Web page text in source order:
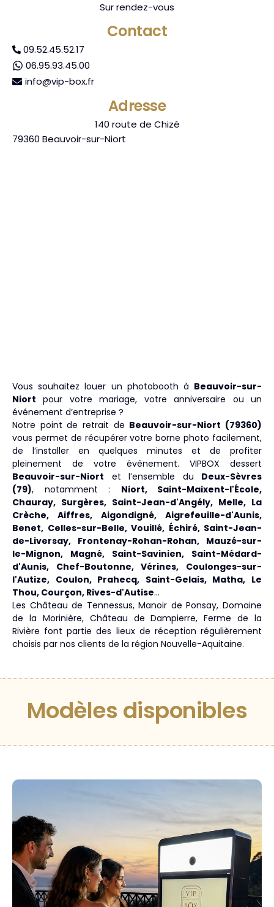
Adresse
140 route de Chizé
79360 Beauvoir-sur-Niort
Contact
09.52.45.52.17
06.95.93.45.00
info@vip-box.fr
Sur rendez-vous
Vous souhaitez louer un photobooth à Beauvoir-sur-
Niort pour votre mariage, votre anniversaire ou un
événement d’entreprise ?
Notre point de retrait de Beauvoir-sur-Niort (79360)
vous permet de récupérer votre borne photo facilement,
de l’installer en quelques minutes et de profiter
pleinement de votre événement. VIPBOX dessert
Beauvoir-sur-Niort et l’ensemble du Deux-Sèvres
(79), notamment : Niort, Saint-Maixent-l'École,
Chauray, Surgères, Saint-Jean-d'Angély, Melle, La
Crèche, Aiffres, Aigondigné, Aigrefeuille-d'Aunis,
Benet, Celles-sur-Belle, Vouillé, Échiré, Saint-Jean-
de-Liversay, Frontenay-Rohan-Rohan, Mauzé-sur-
le-Mignon, Magné, Saint-Savinien, Saint-Médard-
d'Aunis, Chef-Boutonne, Vérines, Coulonges-sur-
l'Autize, Coulon, Prahecq, Saint-Gelais, Matha, Le
Thou, Courçon, Rives-d'Autise…
Les Château de Tennessus, Manoir de Ponsay, Domaine
de la Morinière, Château de Dampierre, Ferme de la
Rivière font partie des lieux de réception régulièrement
choisis par nos clients de la région Nouvelle-Aquitaine.
Modèles disponibles